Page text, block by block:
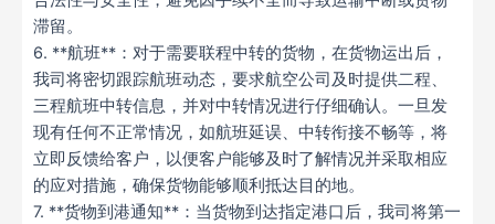
滞留。
6. **航班**：对于需要联程中转的货物，在货物运出后，
我司将密切跟踪航班动态，要求航空公司及时提供二程、
三程航班中转信息，并对中转情况进行仔细确认。一旦发
现有任何不正常情况，如航班延误、中转衔接不畅等，将
立即反馈给客户，以便客户能够及时了解情况并采取相应
的应对措施，确保货物能够顺利抵达目的地。
7. **货物到港通知**：当货物到达指定港口后，我司将第一